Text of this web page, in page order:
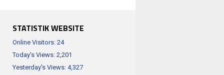
STATISTIK WEBSITE
Online Visitors: 24
Today's Views: 2,201
Yesterday's Views: 4,327